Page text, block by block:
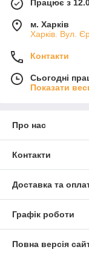
Працює з
м. Харків
Харків. Вул.
Контакти
Сьогодні
Показати
Про нас
Контакти
Доставка та
Графік роботи
Повна версія